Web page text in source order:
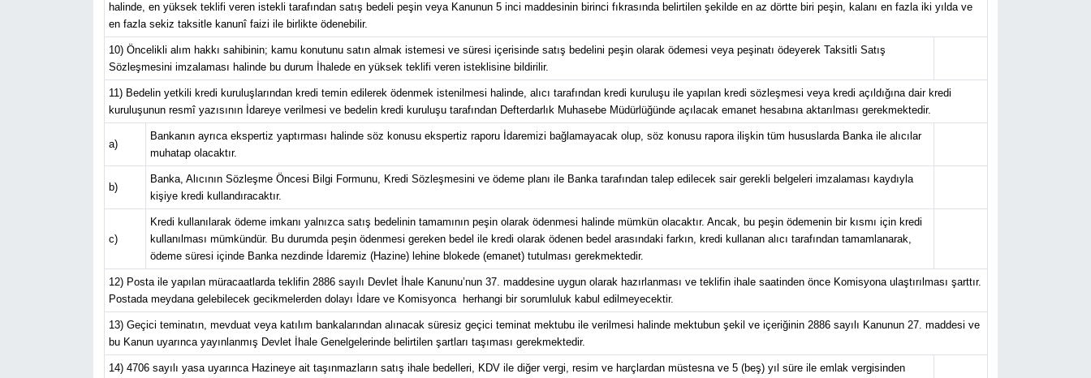
halinde, en yüksek teklifi veren istekli tarafından satış bedeli peşin veya Kanunun 5 inci maddesinin birinci fıkrasında belirtilen şekilde en az dörtte biri peşin, kalanı en fazla iki yılda ve
en fazla sekiz taksitle kanunî faizi ile birlikte ödenebilir.
10) Öncelikli alım hakkı sahibinin; kamu konutunu satın almak istemesi ve süresi içerisinde satış bedelini peşin olarak ödemesi veya peşinatı ödeyerek Taksitli Satış
Sözleşmesini imzalaması halinde bu durum İhalede en yüksek teklifi veren isteklisine bildirilir.
11) Bedelin yetkili kredi kuruluşlarından kredi temin edilerek ödenmek istenilmesi halinde, alıcı tarafından kredi kuruluşu ile yapılan kredi sözleşmesi veya kredi açıldığına dair kredi
kuruluşunun resmî yazısının İdareye verilmesi ve bedelin kredi kuruluşu tarafından Defterdarlık Muhasebe Müdürlüğünde açılacak emanet hesabına aktarılması gerekmektedir.
a)
Bankanın ayrıca ekspertiz yaptırması halinde söz konusu ekspertiz raporu İdaremizi bağlamayacak olup, söz konusu rapora ilişkin tüm hususlarda Banka ile alıcılar
muhatap olacaktır.
b)
Banka, Alıcının Sözleşme Öncesi Bilgi Formunu, Kredi Sözleşmesini ve ödeme planı ile Banka tarafından talep edilecek sair gerekli belgeleri imzalaması kaydıyla
kişiye kredi kullandıracaktır.
c)
Kredi kullanılarak ödeme imkanı yalnızca satış bedelinin tamamının peşin olarak ödenmesi halinde mümkün olacaktır. Ancak, bu peşin ödemenin bir kısmı için kredi
kullanılması mümkündür. Bu durumda peşin ödenmesi gereken bedel ile kredi olarak ödenen bedel arasındaki farkın, kredi kullanan alıcı tarafından tamamlanarak,
ödeme süresi içinde Banka nezdinde İdaremiz (Hazine) lehine blokede (emanet) tutulması gerekmektedir.
12) Posta ile yapılan müracaatlarda teklifin 2886 sayılı Devlet İhale Kanunu’nun 37. maddesine uygun olarak hazırlanması ve teklifin ihale saatinden önce Komisyona ulaştırılması şarttır.
Postada meydana gelebilecek gecikmelerden dolayı İdare ve Komisyonca herhangi bir sorumluluk kabul edilmeyecektir.
13) Geçici teminatın, mevduat veya katılım bankalarından alınacak süresiz geçici teminat mektubu ile verilmesi halinde mektubun şekil ve içeriğinin 2886 sayılı Kanunun 27. maddesi ve
bu Kanun uyarınca yayınlanmış Devlet İhale Genelgelerinde belirtilen şartları taşıması gerekmektedir.
14) 4706 sayılı yasa uyarınca Hazineye ait taşınmazların satış ihale bedelleri, KDV ile diğer vergi, resim ve harçlardan müstesna ve 5 (beş) yıl süre ile emlak vergisinden